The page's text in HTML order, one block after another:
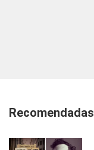
Recomendadas